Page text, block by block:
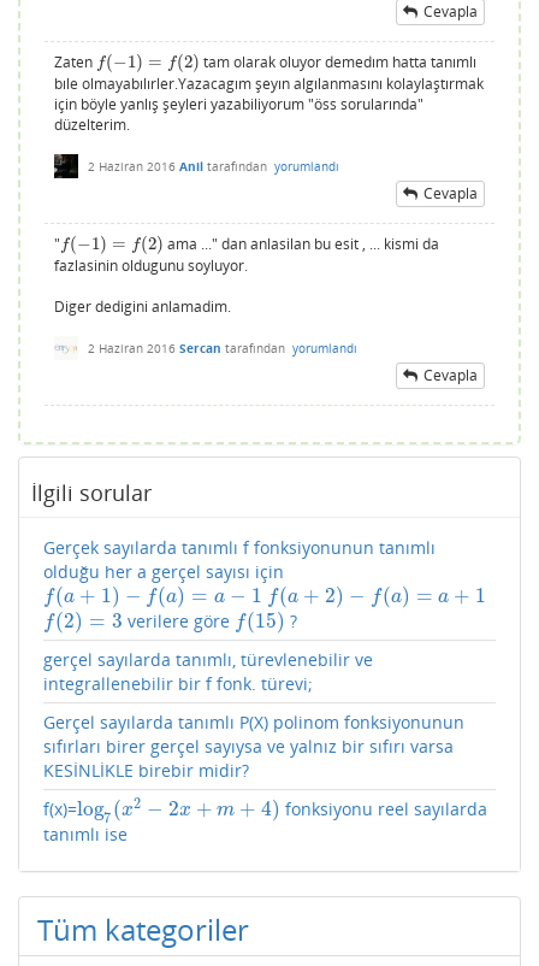
Cevapla
Zaten f(−1) = f(2)
f(−1)=f( 2)
tam olarak oluyor demedım hatta tanımlı
bıle olmayabılırler.Yazacagım şeyın algılanmasını kolaylaştırmak
için böyle yanlış şeyleri yazabiliyorum "öss sorularında"
düzelterim.
2 Haziran 2016 Anil tarafından yorumlandı
Cevapla
" f(−1) = f(2)
f(−1)=f( 2)
ama ..." dan anlasilan bu esit , ... kismi da
fazlasinin oldugunu soyluyor.
Diger dedigini anlamadim.
2 Haziran 2016 Sercan tarafından yorumlandı
Cevapla
İlgili sorular
Gerçek sayılarda tanımlı f fonksiyonunun tanımlı
olduğu her a gerçel sayısı için
f(a + 1) − f(a) = a − 1
f(a+1)− f(a =a −1 f(a + 2) − f(a) = a + 1
f(a+2)− f(a =a +1
f(2) = 3
f(2)=3 verilere göre f(15)
f(15)
?
gerçel sayılarda tanımlı, türevlenebilir ve
integrallenebilir bir f fonk. türevi;
Gerçel sayılarda tanımlı P(X) polinom fonksiyonunun
sıfırları birer gerçel sayıysa ve yalnız bir sıfırı varsa
KESİNLİKLE birebir midir?
f(x)=log7 (x2 − 2x + m + 4)
log7(x2− 2x +m+ 4)
fonksiyonu reel sayılarda
tanımlı ise
Tüm kategoriler